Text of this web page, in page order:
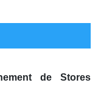
de Stores